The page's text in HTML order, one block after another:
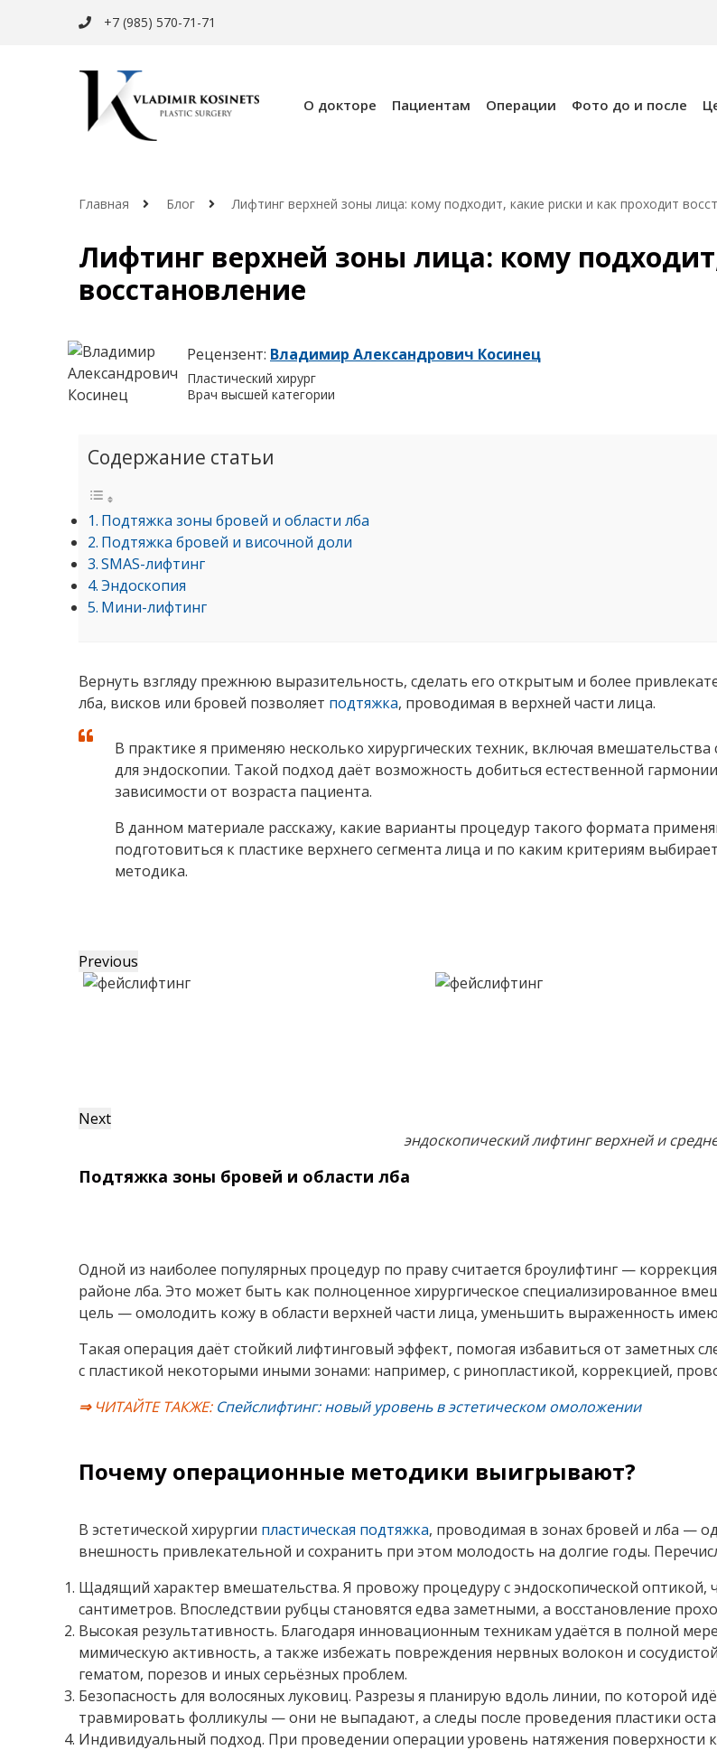
+7 (985) 570-71-71
О докторе Пациентам Операции Фото до и после
Главная Блог Лифтинг верхней зоны лица: кому подходит, какие риски и как проходит
Лифтинг верхней зоны лица: кому
восстановление
Рецензент: Владимир Александрович Косинец
Пластический хирург
Врач высшей категории
Содержание статьи
Подтяжка зоны бровей и области лба
Подтяжка бровей и височной доли
SMAS-лифтинг
Эндоскопия
Мини-лифтинг
Вернуть взгляду прежнюю выразительность, сделать его открытым и более
лба, висков или бровей позволяет подтяжка, проводимая в верхней части лица.
В практике я применяю несколько хирургических техник, включая
для эндоскопии. Такой подход даёт возможность добиться естественной
зависимости от возраста пациента.
В данном материале расскажу, какие варианты процедур такого формата
подготовиться к пластике верхнего сегмента лица и по каким критериям
методика.
Previous
Next
эндоскопический лифтинг верхней и
Подтяжка зоны бровей и области лба
Одной из наиболее популярных процедур по праву считается броулифтинг —
районе лба. Это может быть как полноценное хирургическое специализированное
цель — омолодить кожу в области верхней части лица, уменьшить выраженность
Такая операция даёт стойкий лифтинговый эффект, помогая избавиться от заметных
с пластикой некоторыми иными зонами: например, с ринопластикой, коррекцией,
⇒ ЧИТАЙТЕ ТАКЖЕ: Спейслифтинг: новый уровень в эстетическом омоложении
Почему операционные методики выигрывают?
В эстетической хирургии пластическая подтяжка, проводимая в зонах бровей и лба —
внешность привлекательной и сохранить при этом молодость на долгие годы.
Щадящий характер вмешательства. Я провожу процедуру с эндоскопической оптикой,
сантиметров. Впоследствии рубцы становятся едва заметными, а восстановление
Высокая результативность. Благодаря инновационным техникам удаётся в полной
мимическую активность, а также избежать повреждения нервных волокон и
гематом, порезов и иных серьёзных проблем.
Безопасность для волосяных луковиц. Разрезы я планирую вдоль линии, по которой
травмировать фолликулы — они не выпадают, а следы после проведения пластики
Индивидуальный подход. При проведении операции уровень натяжения поверхности